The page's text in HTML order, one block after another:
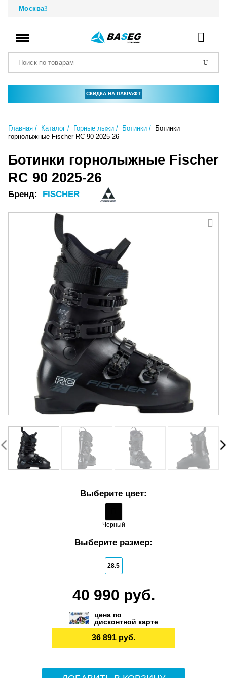
Москва
СКИДКА НА ПАКРАФТ
Главная Каталог Горные лыжи Ботинки
Ботинки
горнолыжные Fischer RC 90 2025-26
Ботинки горнолыжные Fischer
RC 90 2025-26
Бренд: FISCHER
Выберите цвет:
Черный
Выберите размер:
28.5
40 990 руб.
цена по
дисконтной карте
36 891 руб.